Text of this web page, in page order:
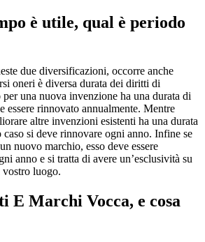
è utile, qual è periodo
due diversificazioni, occorre anche
oneri è diversa durata dei diritti di
una nuova invenzione ha una durata di
essere rinnovato annualmente. Mentre
altre invenzioni esistenti ha una durata
caso si deve rinnovare ogni anno. Infine se
nuovo marchio, esso deve essere
anno e si tratta di avere un’esclusività su
luogo.
E Marchi Vocca, e cosa